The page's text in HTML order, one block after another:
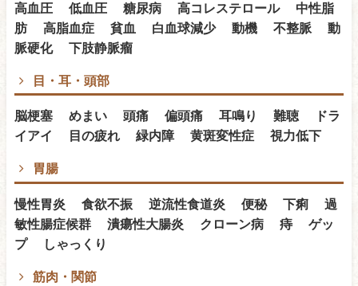
高血圧 低血圧 糖尿病 高コレステロール 中性脂
肪 高脂血症 貧血 白血球減少 動機 不整脈 動
脈硬化 下肢静脈瘤
目・耳・頭部
脳梗塞 めまい 頭痛 偏頭痛 耳鳴り 難聴 ドラ
イアイ 目の疲れ 緑内障 黄斑変性症 視力低下
胃腸
慢性胃炎 食欲不振 逆流性食道炎 便秘 下痢 過
敏性腸症候群 潰瘍性大腸炎 クローン病 痔 ゲッ
プ しゃっくり
筋肉・関節